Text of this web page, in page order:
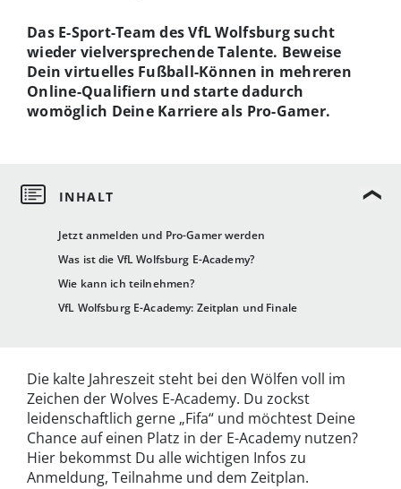
Jetzt anmelden und Pro-Gamer werden
Was ist die VfL Wolfsburg E-Academy?
Wie kann ich teilnehmen?
VfL Wolfsburg E-Academy: Zeitplan und Finale
Das E-Sport-Team des VfL Wolfsburg sucht
wieder vielversprechende Talente. Beweise
Dein virtuelles Fußball-Können in mehreren
Online-Qualifiern und starte dadurch
womöglich Deine Karriere als Pro-Gamer.
Die kalte Jahreszeit steht bei den Wölfen voll im
Zeichen der Wolves E-Academy. Du zockst
leidenschaftlich gerne „Fifa“ und möchtest Deine
Chance auf einen Platz in der E-Academy nutzen?
Hier bekommst Du alle wichtigen Infos zu
Anmeldung, Teilnahme und dem Zeitplan.